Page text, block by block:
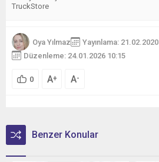
TruckStore
Oya Yılmaz
Yayınlama: 21.02.2020
Düzenleme: 24.01.2026 10:15
0 A+ A-
Benzer Konular